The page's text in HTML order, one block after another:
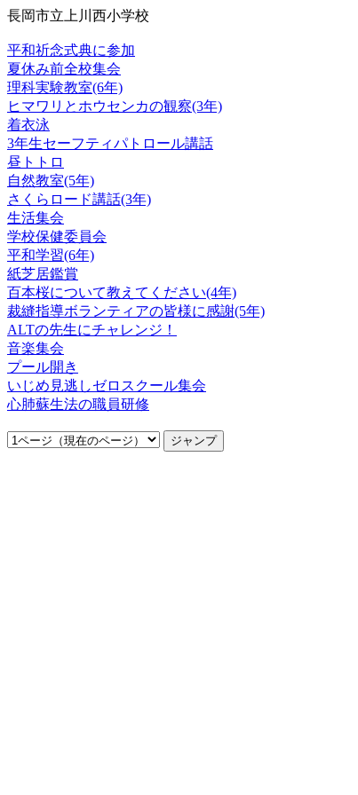
長岡市立上川西小学校
平和祈念式典に参加
夏休み前全校集会
理科実験教室(6年)
ヒマワリとホウセンカの観察(3年)
着衣泳
3年生セーフティパトロール講話
昼トトロ
自然教室(5年)
さくらロード講話(3年)
生活集会
学校保健委員会
平和学習(6年)
紙芝居鑑賞
百本桜について教えてください(4年)
裁縫指導ボランティアの皆様に感謝(5年)
ALTの先生にチャレンジ！
音楽集会
プール開き
いじめ見逃しゼロスクール集会
心肺蘇生法の職員研修